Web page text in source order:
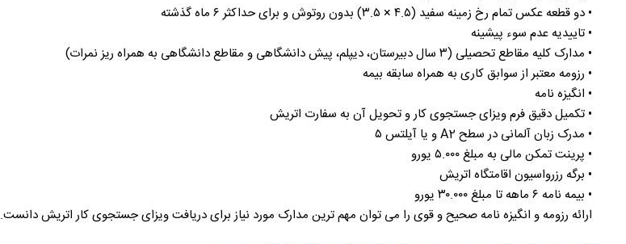
• دو قطعه عکس تمام رخ زمینه سفید (۴.۵ × ۳.۵) بدون روتوش و برای حداکثر ۶ ماه گذشته
• تاییدیه عدم سوء پیشینه
• مدارک کلیه مقاطع تحصیلی (۳ سال دبیرستان، دیپلم، پیش دانشگاهی و مقاطع دانشگاهی به همراه ریز نمرات)
• رزومه معتبر از سوابق کاری به همراه سابقه بیمه
• انگیزه نامه
• تکمیل دقیق فرم ویزای جستجوی کار و تحویل آن به سفارت اتریش
• مدرک زبان آلمانی در سطح A2 و یا آیلتس ۵
• پرینت تمکن مالی به مبلغ ۵.۰۰۰ یورو
• برگه رزرواسیون اقامتگاه اتریش
• بیمه نامه ۶ ماهه تا مبلغ ۳۰.۰۰۰ یورو
ارائه رزومه و انگیزه نامه صحیح و قوی را می توان مهم ترین مدارک مورد نیاز برای دریافت ویزای جستجوی کار اتریش دانست.